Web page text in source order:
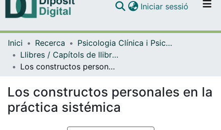
Navega per tot el DD
Iniciar sessió (current)
Inici Recerca
Psicologia Clínica i Psicobiologia
Llibres / Capítols de llibre (Psicologia Clínica i Psicobiologia)
Los constructos personales en la práctica sistémica
Los constructos personales en la
práctica sistémica